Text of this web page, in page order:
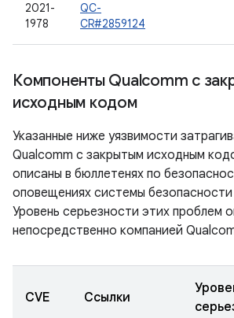
2021-
1978
QC-
CR#2859124
Компоненты Qualcomm с
исходным кодом
Указанные ниже уязвимости
Qualcomm с закрытым исходным
описаны в бюллетенях по
оповещениях системы
Уровень серьезности этих проблем
непосредственно компанией
CVE Ссылки